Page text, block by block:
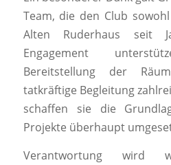
Team, die den Club
Alten Ruderhaus seit
Engagement
Bereitstellung der
tatkräftige Begleitung
schaffen sie die
Projekte überhaupt
Verantwortung wird